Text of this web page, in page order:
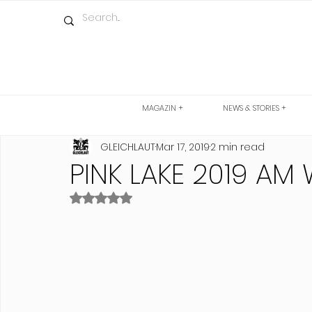
MAGAZIN + NEWS & STORIES +
PINK LAKE 2019 AM
GLEICHLAUTMar 17, 20192 min read
Rated NaN out of 5 stars.